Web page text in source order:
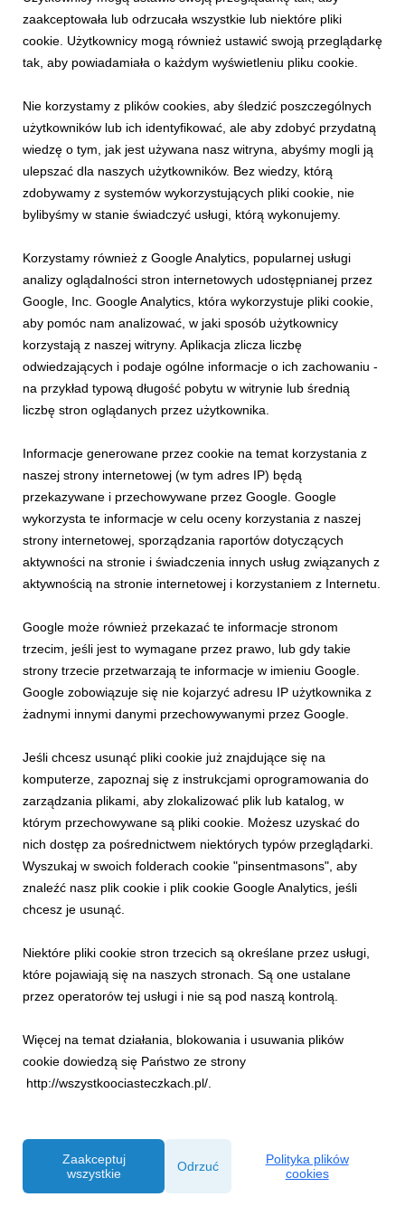
Zakopanem na Kasprowym Wierchu, Gubałówce i Butorowym Wierchu, w
Krynicy Zdrój na Jaworzynie Krynickiej i Górze Parkowej, w Zawoi na
Mosornym Groniu, w Szczawnicy na Palenicy oraz na Górze Żar w
Międzybrodziu Żywieckim, a także w Bieszczadach w Solinie. Od ponad 89 lat
oferuje całoroczny, kompleksowy zakres usług turystyczno-wypoczynkowych
oraz posiada własną bazę noclegową i restauracyjną, a także jest pracodawcą
Priorytetem Grupy PKL jest zrównoważony rozwój, łączący w sobie
poszerzanie oferty turystycznej z jednoczesnym zachowaniem dbałości o
rozpoznawalnych i godnych polecenia marek regionu, które posługują się
znakiem „Made in Małopolska” w ramach projektu realizowanego przez
województwo małopolskie.
Powiązane artykuły
INFORMACJE PRASOWE
Krynicki Zlot Klasyków i muzycznie na Górze
Żar. Moc atrakcji na długi weekend sierpniowy
7 sierpnia 2026
Zbliża się najgorętszy okres wakacji – długi weekend
sierpniowy. Grupa PKL, jak co roku, przygotowała liczne
atrakcje. Tym razem będzie można postawić na relaks w kinie
pod gwiazdami na Palenicy, obejrzeć motoryzacyjne perełki
zaakceptowała lub odrzucała wszystkie lub niektóre pliki
cookie. Użytkownicy mogą również ustawić swoją przeglądarkę
tak, aby powiadamiała o każdym wyświetleniu pliku cookie.
Nie korzystamy z plików cookies, aby śledzić poszczególnych
użytkowników lub ich identyfikować, ale aby zdobyć przydatną
wiedzę o tym, jak jest używana nasz witryna, abyśmy mogli ją
ulepszać dla naszych użytkowników. Bez wiedzy, którą
zdobywamy z systemów wykorzystujących pliki cookie, nie
bylibyśmy w stanie świadczyć usługi, którą wykonujemy.
Korzystamy również z Google Analytics, popularnej usługi
analizy oglądalności stron internetowych udostępnianej przez
Google, Inc. Google Analytics, która wykorzystuje pliki cookie,
aby pomóc nam analizować, w jaki sposób użytkownicy
korzystają z naszej witryny. Aplikacja zlicza liczbę
odwiedzających i podaje ogólne informacje o ich zachowaniu -
na przykład typową długość pobytu w witrynie lub średnią
liczbę stron oglądanych przez użytkownika.
Informacje generowane przez cookie na temat korzystania z
naszej strony internetowej (w tym adres IP) będą
przekazywane i przechowywane przez Google. Google
wykorzysta te informacje w celu oceny korzystania z naszej
strony internetowej, sporządzania raportów dotyczących
aktywności na stronie i świadczenia innych usług związanych z
aktywnością na stronie internetowej i korzystaniem z Internetu.
Google może również przekazać te informacje stronom
trzecim, jeśli jest to wymagane przez prawo, lub gdy takie
strony trzecie przetwarzają te informacje w imieniu Google.
Google zobowiązuje się nie kojarzyć adresu IP użytkownika z
żadnymi innymi danymi przechowywanymi przez Google.
Jeśli chcesz usunąć pliki cookie już znajdujące się na
komputerze, zapoznaj się z instrukcjami oprogramowania do
zarządzania plikami, aby zlokalizować plik lub katalog, w
którym przechowywane są pliki cookie. Możesz uzyskać do
nich dostęp za pośrednictwem niektórych typów przeglądarki.
Wyszukaj w swoich folderach cookie "pinsentmasons", aby
znaleźć nasz plik cookie i plik cookie Google Analytics, jeśli
chcesz je usunąć.
Niektóre pliki cookie stron trzecich są określane przez usługi,
które pojawiają się na naszych stronach. Są one ustalane
przez operatorów tej usługi i nie są pod naszą kontrolą.
Więcej na temat działania, blokowania i usuwania plików
cookie dowiedzą się Państwo ze strony
http://wszystkoociasteczkach.pl/.
Zaakceptuj
wszystkie
Odrzuć
Polityka plików
cookies